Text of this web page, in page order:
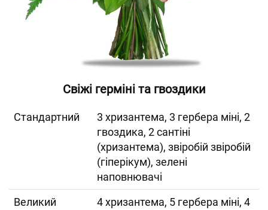
Свіжі герміні та гвоздики
Cтандартний
3 хризантема, 3 гербера міні, 2
гвоздика, 2 сантіні
(хризантема), звіробій звіробій
(гіперікум), зелені
наповнювачі
Великий
4 хризантема, 5 гербера міні, 4